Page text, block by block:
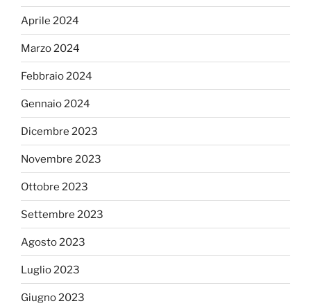
Aprile 2024
Marzo 2024
Febbraio 2024
Gennaio 2024
Dicembre 2023
Novembre 2023
Ottobre 2023
Settembre 2023
Agosto 2023
Luglio 2023
Giugno 2023